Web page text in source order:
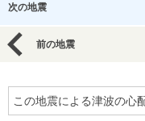
次の地震
前の地震
この地震による津波の心